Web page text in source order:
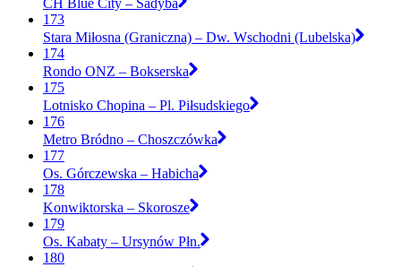
CH Blue City – Sadyba
173
Stara Miłosna (Graniczna) – Dw. Wschodni (Lubelska)
174
Rondo ONZ – Bokserska
175
Lotnisko Chopina – Pl. Piłsudskiego
176
Metro Bródno – Choszczówka
177
Os. Górczewska – Habicha
178
Konwiktorska – Skorosze
179
Os. Kabaty – Ursynów Płn.
180